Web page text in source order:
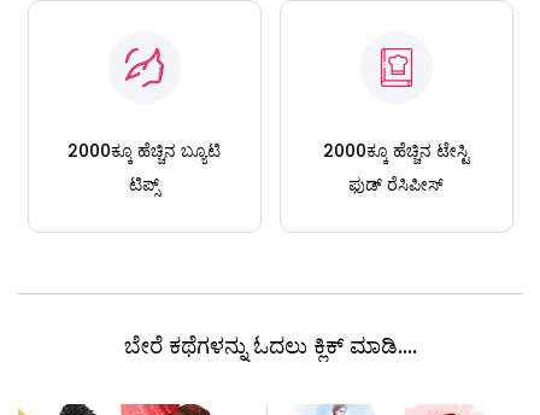
2000ಕ್ಕೂ ಹೆಚ್ಚಿನ ಬ್ಯೂಟಿ
ಟಿಪ್ಸ್
2000ಕ್ಕೂ ಹೆಚ್ಚಿನ ಟೇಸ್ಟಿ
ಫುಡ್ ರೆಸಿಪೀಸ್
ಬೇರೆ ಕಥೆಗಳನ್ನು ಓದಲು ಕ್ಲಿಕ್ ಮಾಡಿ....